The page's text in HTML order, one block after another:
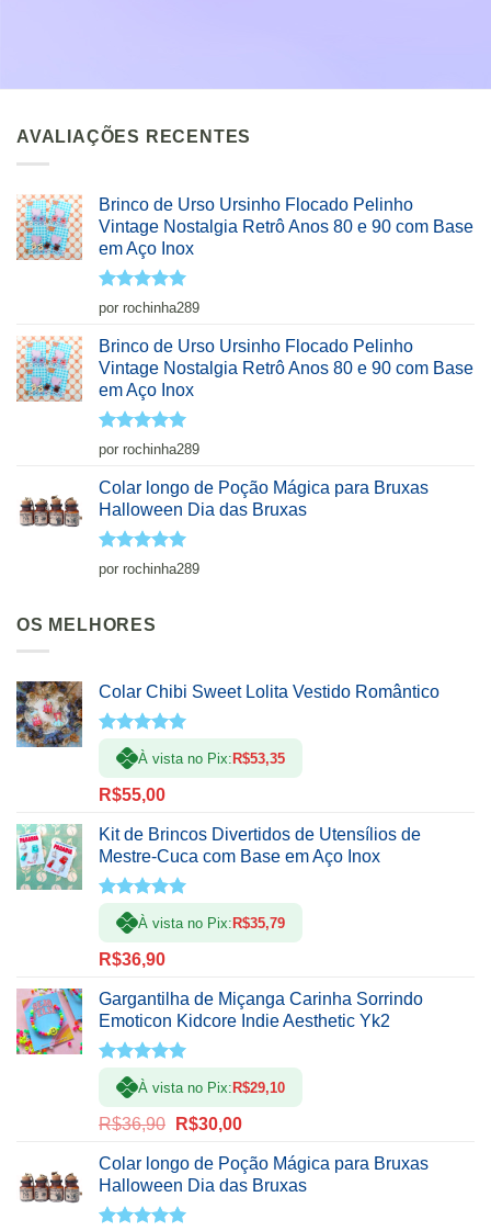
AVALIAÇÕES RECENTES
Brinco de Urso Ursinho Flocado Pelinho
Vintage Nostalgia Retrô Anos 80 e 90 com Base
em Aço Inox
Avaliação5
de 5
por rochinha289
Brinco de Urso Ursinho Flocado Pelinho
Vintage Nostalgia Retrô Anos 80 e 90 com Base
em Aço Inox
Avaliação5
de 5
por rochinha289
Colar longo de Poção Mágica para Bruxas
Halloween Dia das Bruxas
Avaliação5
de 5
por rochinha289
OS MELHORES
Colar Chibi Sweet Lolita Vestido Romântico
Avaliação
5.00de 5
À vista no Pix: R$53,35
R$55,00
Kit de Brincos Divertidos de Utensílios de
Mestre-Cuca com Base em Aço Inox
Avaliação
5.00de 5
À vista no Pix: R$35,79
R$36,90
Gargantilha de Miçanga Carinha Sorrindo
Emoticon Kidcore Indie Aesthetic Yk2
Avaliação
5.00de 5
À vista no Pix: R$29,10
R$36,90 O
original
era:
R$36,90.
R$30,00O
atual
é:
Colar longo de Poção Mágica para Bruxas
Halloween Dia das Bruxas